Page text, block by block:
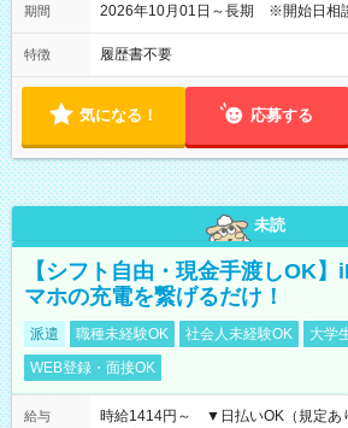
期間 2026年10月01日～長期 ※開始日相
特徴 履歴書不要
気になる！ 応募する
未読
【シフト自由・現金手渡しOK
マホの充電を繋げるだけ！
派遣 職種未経験OK 社会人未経験OK 大学
WEB登録・面接OK
給与
時給1414円～ ▼日払いOK（規定